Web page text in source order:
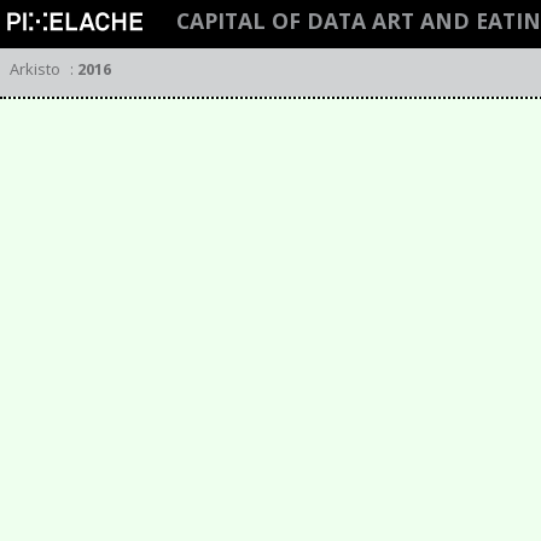
CAPITAL OF DATA ART AND
Arkisto : 2016